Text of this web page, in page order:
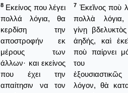
8 Εκείνος που λέγει
πολλά λόγια, θα
κερδίση την
αποστροφήν εκ
μέρους των
άλλων· και εκείνος
που έχει την
απαίτησιν να τον
7 Ἐκεῖνος ποὺ
πολλὰ
γίνῃ
ἀηδής, καὶ
ποὺ παίρνει
του
λόγον, θὰ